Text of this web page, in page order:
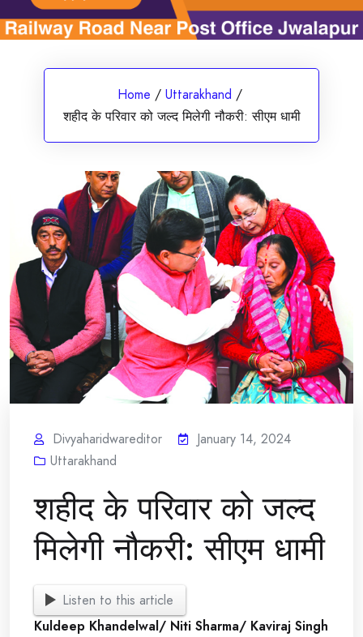
Home / Uttarakhand /
शहीद के परिवार को जल्द मिलेगी नौकरी: सीएम धामी
Divyaharidwareditor
January 14, 2024
Uttarakhand
शहीद के परिवार को जल्द
मिलेगी नौकरी: सीएम धामी
Listen to this article
Kuldeep Khandelwal/ Niti Sharma/ Kaviraj Singh